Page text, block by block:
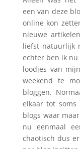
een van deze
online kon
nieuwe
liefst natuurlijk
echter ben ik nu
loodjes van
weekend te
bloggen.
elkaar tot
blogs waar
nu eenmaal
chaotisch dus